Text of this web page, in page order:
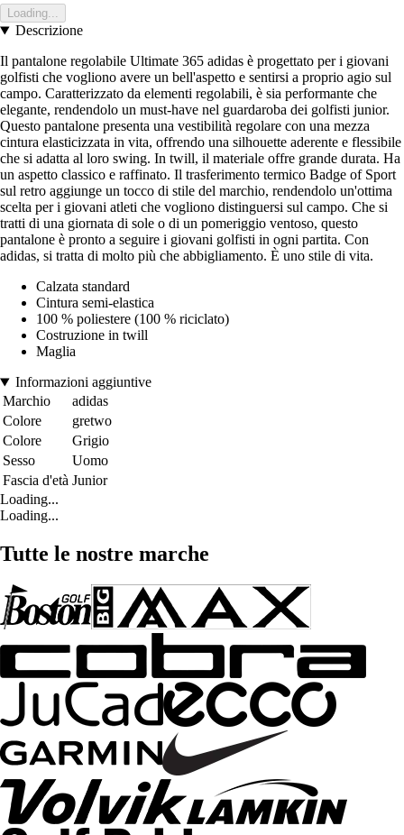
Loading...
Descrizione
Il pantalone regolabile Ultimate 365 adidas è progettato per i giovani
golfisti che vogliono avere un bell'aspetto e sentirsi a proprio agio sul
campo. Caratterizzato da elementi regolabili, è sia performante che
elegante, rendendolo un must-have nel guardaroba dei golfisti junior.
Questo pantalone presenta una vestibilità regolare con una mezza
cintura elasticizzata in vita, offrendo una silhouette aderente e flessibile
che si adatta al loro swing. In twill, il materiale offre grande durata. Ha
un aspetto classico e raffinato. Il trasferimento termico Badge of Sport
sul retro aggiunge un tocco di stile del marchio, rendendolo un'ottima
scelta per i giovani atleti che vogliono distinguersi sul campo. Che si
tratti di una giornata di sole o di un pomeriggio ventoso, questo
pantalone è pronto a seguire i giovani golfisti in ogni partita. Con
adidas, si tratta di molto più che abbigliamento. È uno stile di vita.
Calzata standard
Cintura semi-elastica
100 % poliestere (100 % riciclato)
Costruzione in twill
Maglia
Informazioni aggiuntive
Marchio
adidas
Colore
gretwo
Colore
Grigio
Sesso
Uomo
Fascia d'età Junior
Loading...
Loading...
Tutte le nostre marche